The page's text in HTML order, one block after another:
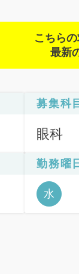
こちら
最新
募集科目
眼科
勤務曜
水